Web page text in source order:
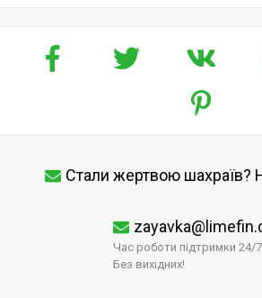
Стали жертвою шахраїв?
Час роботи підтримки 24/7
Без вихідних!